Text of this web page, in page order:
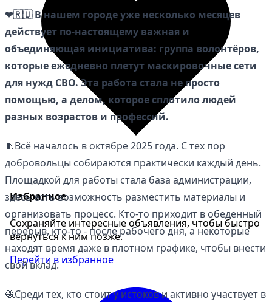
Избранное
Сохраняйте интересные объявления, чтобы быстро
вернуться к ним позже.
Перейти в избранное
❤🇷🇺 В нашем городе уже несколько месяцев
действует по-настоящему важная и
объединяющая инициатива: группа волонтёров,
которые ежедневно плетут маскировочные сети
для нужд СВО. Эта работа стала не просто
помощью, а делом, которое сплотило людей
разных возрастов и профессий.
🧵Всё началось в октябре 2025 года. С тех пор
добровольцы собираются практически каждый день.
Площадкой для работы стала база администрации,
здесь есть возможность разместить материалы и
организовать процесс. Кто-то приходит в обеденный
перерыв, кто-то - после рабочего дня, а некоторые
находят время даже в плотном графике, чтобы внести
свой вклад.
🧶Среди тех, кто стоит у истоков и активно участвует в